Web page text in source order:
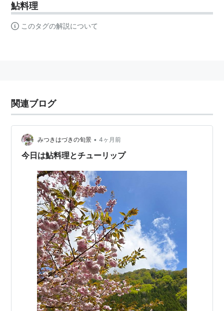
鮎料理
このタグの解説について
関連ブログ
みつきはづきの旬景 • 4ヶ月前
今日は鮎料理とチューリップ